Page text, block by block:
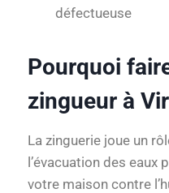
défectueuse
Pourquoi
zingueur à
La zinguerie joue un
l’évacuation des
votre maison contre